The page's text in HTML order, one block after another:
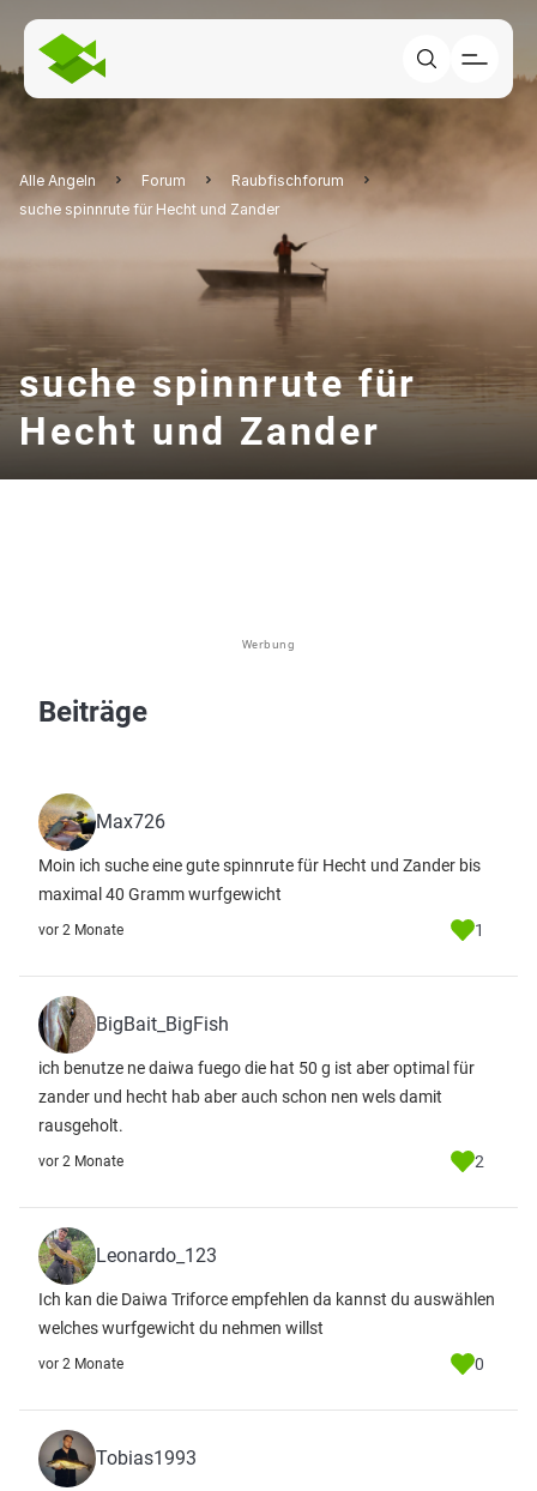
Alle Angeln Forum
Raubfischforum
suche spinnrute für Hecht und Zander
suche spinnrute für
Hecht und Zander
Werbung
Beiträge
Max726
Moin ich suche eine gute spinnrute für Hecht und Zander bis
maximal 40 Gramm wurfgewicht
vor 2 Monate 1
BigBait_BigFish
ich benutze ne daiwa fuego die hat 50 g ist aber optimal für
zander und hecht hab aber auch schon nen wels damit
rausgeholt.
vor 2 Monate 2
Leonardo_123
Ich kan die Daiwa Triforce empfehlen da kannst du auswählen
welches wurfgewicht du nehmen willst
vor 2 Monate 0
Tobias1993